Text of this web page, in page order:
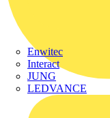
Enwitec
Interact
JUNG
LEDVANCE